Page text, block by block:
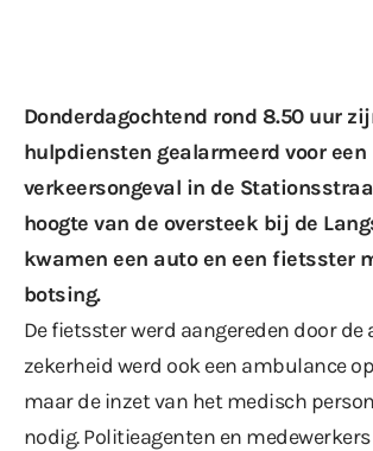
Donderdagochtend rond 8.50 uur
hulpdiensten gealarmeerd voor een
verkeersongeval in de
hoogte van de oversteek bij de
kwamen een auto en een fietsster
botsing.
De fietsster werd aangereden door de
zekerheid werd ook een ambulance
maar de inzet van het medisch
nodig. Politieagenten en